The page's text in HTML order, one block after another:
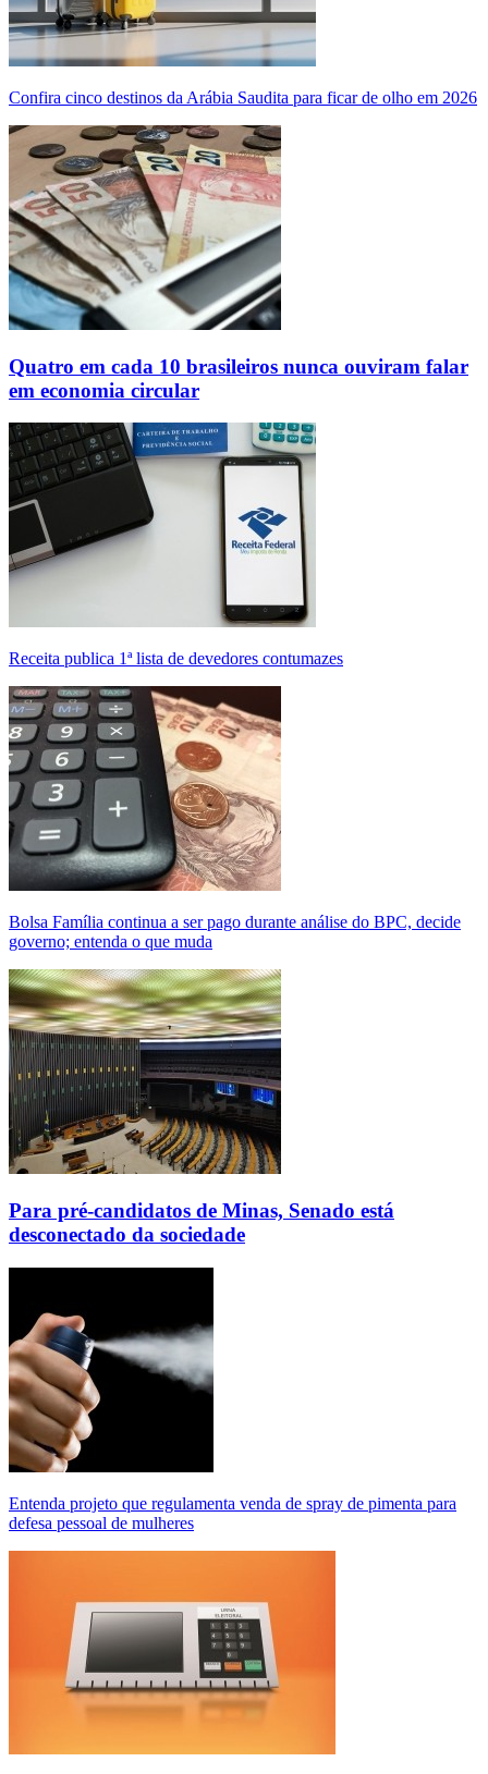
Confira cinco destinos da Arábia Saudita para ficar de olho em 2026
Quatro em cada 10 brasileiros nunca ouviram falar
em economia circular
Receita publica 1ª lista de devedores contumazes
Bolsa Família continua a ser pago durante análise do BPC, decide
governo; entenda o que muda
Para pré-candidatos de Minas, Senado está
desconectado da sociedade
Entenda projeto que regulamenta venda de spray de pimenta para
defesa pessoal de mulheres